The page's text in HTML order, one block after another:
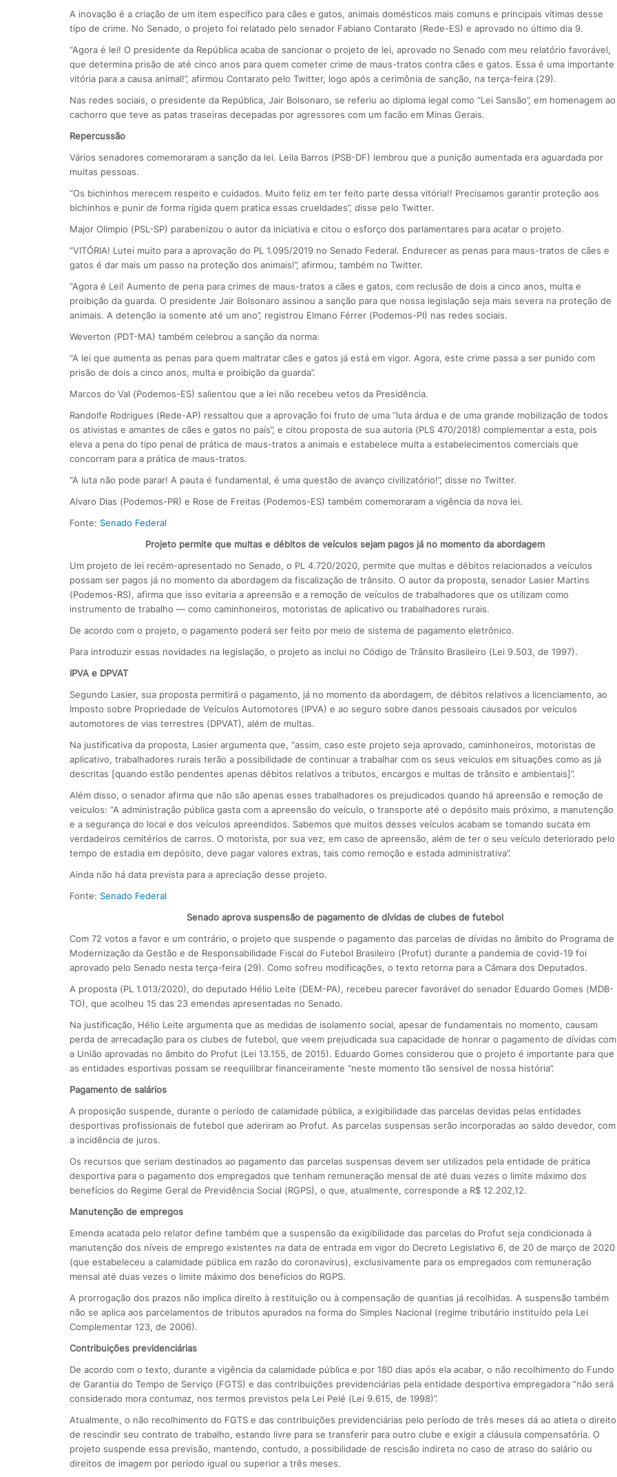
A inovação é a criação de um item específico para cães e gatos, animais domésticos mais comuns e principais vítimas desse
tipo de crime. No Senado, o projeto foi relatado pelo senador Fabiano Contarato (Rede-ES) e aprovado no último dia 9.
“Agora é lei! O presidente da República acaba de sancionar o projeto de lei, aprovado no Senado com meu relatório favorável,
que determina prisão de até cinco anos para quem cometer crime de maus-tratos contra cães e gatos. Essa é uma importante
vitória para a causa animal!”, afirmou Contarato pelo Twitter, logo após a cerimônia de sanção, na terça-feira (29).
Nas redes sociais, o presidente da República, Jair Bolsonaro, se referiu ao diploma legal como “Lei Sansão”, em homenagem ao
cachorro que teve as patas traseiras decepadas por agressores com um facão em Minas Gerais.
Repercussão
Vários senadores comemoraram a sanção da lei. Leila Barros (PSB-DF) lembrou que a punição aumentada era aguardada por
muitas pessoas.
“Os bichinhos merecem respeito e cuidados. Muito feliz em ter feito parte dessa vitória!! Precisamos garantir proteção aos
bichinhos e punir de forma rígida quem pratica essas crueldades”, disse pelo Twitter.
Major Olimpio (PSL-SP) parabenizou o autor da iniciativa e citou o esforço dos parlamentares para acatar o projeto.
“VITÓRIA! Lutei muito para a aprovação do PL 1.095/2019 no Senado Federal. Endurecer as penas para maus-tratos de cães e
gatos é dar mais um passo na proteção dos animais!”, afirmou, também no Twitter.
“Agora é Lei! Aumento de pena para crimes de maus-tratos a cães e gatos, com reclusão de dois a cinco anos, multa e
proibição da guarda. O presidente Jair Bolsonaro assinou a sanção para que nossa legislação seja mais severa na proteção de
animais. A detenção ia somente até um ano”, registrou Elmano Férrer (Podemos-PI) nas redes sociais.
Weverton (PDT-MA) também celebrou a sanção da norma:
“A lei que aumenta as penas para quem maltratar cães e gatos já está em vigor. Agora, este crime passa a ser punido com
prisão de dois a cinco anos, multa e proibição da guarda”.
Marcos do Val (Podemos-ES) salientou que a lei não recebeu vetos da Presidência.
Randolfe Rodrigues (Rede-AP) ressaltou que a aprovação foi fruto de uma “luta árdua e de uma grande mobilização de todos
os ativistas e amantes de cães e gatos no país”, e citou proposta de sua autoria (PLS 470/2018) complementar a esta, pois
eleva a pena do tipo penal de prática de maus-tratos a animais e estabelece multa a estabelecimentos comerciais que
concorram para a prática de maus-tratos.
“A luta não pode parar! A pauta é fundamental, é uma questão de avanço civilizatório!”, disse no Twitter.
Alvaro Dias (Podemos-PR) e Rose de Freitas (Podemos-ES) também comemoraram a vigência da nova lei.
Fonte: Senado Federal
Projeto permite que multas e débitos de veículos sejam pagos já no momento da abordagem
Um projeto de lei recém-apresentado no Senado, o PL 4.720/2020, permite que multas e débitos relacionados a veículos
possam ser pagos já no momento da abordagem da fiscalização de trânsito. O autor da proposta, senador Lasier Martins
(Podemos-RS), afirma que isso evitaria a apreensão e a remoção de veículos de trabalhadores que os utilizam como
instrumento de trabalho — como caminhoneiros, motoristas de aplicativo ou trabalhadores rurais.
De acordo com o projeto, o pagamento poderá ser feito por meio de sistema de pagamento eletrônico.
Para introduzir essas novidades na legislação, o projeto as inclui no Código de Trânsito Brasileiro (Lei 9.503, de 1997).
IPVA e DPVAT
Segundo Lasier, sua proposta permitirá o pagamento, já no momento da abordagem, de débitos relativos a licenciamento, ao
Imposto sobre Propriedade de Veículos Automotores (IPVA) e ao seguro sobre danos pessoais causados por veículos
automotores de vias terrestres (DPVAT), além de multas.
Na justificativa da proposta, Lasier argumenta que, “assim, caso este projeto seja aprovado, caminhoneiros, motoristas de
aplicativo, trabalhadores rurais terão a possibilidade de continuar a trabalhar com os seus veículos em situações como as já
descritas [quando estão pendentes apenas débitos relativos a tributos, encargos e multas de trânsito e ambientais]”.
Além disso, o senador afirma que não são apenas esses trabalhadores os prejudicados quando há apreensão e remoção de
veículos: “A administração pública gasta com a apreensão do veículo, o transporte até o depósito mais próximo, a manutenção
e a segurança do local e dos veículos apreendidos. Sabemos que muitos desses veículos acabam se tomando sucata em
verdadeiros cemitérios de carros. O motorista, por sua vez, em caso de apreensão, além de ter o seu veículo deteriorado pelo
tempo de estadia em depósito, deve pagar valores extras, tais como remoção e estada administrativa”.
Ainda não há data prevista para a apreciação desse projeto.
Fonte: Senado Federal
Senado aprova suspensão de pagamento de dívidas de clubes de futebol
Com 72 votos a favor e um contrário, o projeto que suspende o pagamento das parcelas de dívidas no âmbito do Programa de
Modernização da Gestão e de Responsabilidade Fiscal do Futebol Brasileiro (Profut) durante a pandemia de covid-19 foi
aprovado pelo Senado nesta terça-feira (29). Como sofreu modificações, o texto retorna para a Câmara dos Deputados.
A proposta (PL 1.013/2020), do deputado Hélio Leite (DEM-PA), recebeu parecer favorável do senador Eduardo Gomes (MDB-
TO), que acolheu 15 das 23 emendas apresentadas no Senado.
Na justificação, Hélio Leite argumenta que as medidas de isolamento social, apesar de fundamentais no momento, causam
perda de arrecadação para os clubes de futebol, que veem prejudicada sua capacidade de honrar o pagamento de dívidas com
a União aprovadas no âmbito do Profut (Lei 13.155, de 2015). Eduardo Gomes considerou que o projeto é importante para que
as entidades esportivas possam se reequilibrar financeiramente “neste momento tão sensível de nossa história”.
Pagamento de salários
A proposição suspende, durante o período de calamidade pública, a exigibilidade das parcelas devidas pelas entidades
desportivas profissionais de futebol que aderiram ao Profut. As parcelas suspensas serão incorporadas ao saldo devedor, com
a incidência de juros.
Os recursos que seriam destinados ao pagamento das parcelas suspensas devem ser utilizados pela entidade de prática
desportiva para o pagamento dos empregados que tenham remuneração mensal de até duas vezes o limite máximo dos
benefícios do Regime Geral de Previdência Social (RGPS), o que, atualmente, corresponde a R$ 12.202,12.
Manutenção de empregos
Emenda acatada pelo relator define também que a suspensão da exigibilidade das parcelas do Profut seja condicionada à
manutenção dos níveis de emprego existentes na data de entrada em vigor do Decreto Legislativo 6, de 20 de março de 2020
(que estabeleceu a calamidade pública em razão do coronavírus), exclusivamente para os empregados com remuneração
mensal até duas vezes o limite máximo dos benefícios do RGPS.
A prorrogação dos prazos não implica direito à restituição ou à compensação de quantias já recolhidas. A suspensão também
não se aplica aos parcelamentos de tributos apurados na forma do Simples Nacional (regime tributário instituído pela Lei
Complementar 123, de 2006).
Contribuições previdenciárias
De acordo com o texto, durante a vigência da calamidade pública e por 180 dias após ela acabar, o não recolhimento do Fundo
de Garantia do Tempo de Serviço (FGTS) e das contribuições previdenciárias pela entidade desportiva empregadora “não será
considerado mora contumaz, nos termos previstos pela Lei Pelé (Lei 9.615, de 1998)”.
Atualmente, o não recolhimento do FGTS e das contribuições previdenciárias pelo período de três meses dá ao atleta o direito
de rescindir seu contrato de trabalho, estando livre para se transferir para outro clube e exigir a cláusula compensatória. O
projeto suspende essa previsão, mantendo, contudo, a possibilidade de rescisão indireta no caso de atraso do salário ou
direitos de imagem por período igual ou superior a três meses.